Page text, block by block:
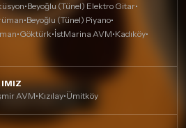
•Beyoğlu (Tünel) Elektro Gitar•
•Beyoğlu (Tünel) Piyano•
•Göktürk•İstMarina AVM•Kadıköy•
AVM•Kızılay•Ümitköy